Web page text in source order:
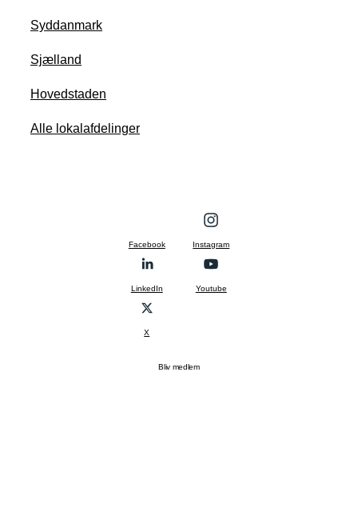
Syddanmark
Sjælland
Hovedstaden
Alle lokalafdelinger
Facebook Instagram
LinkedIn Youtube
X
Bliv medlem